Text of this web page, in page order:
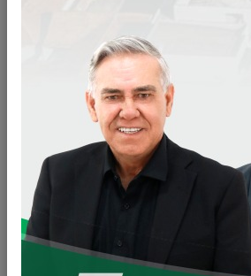
CONDOMINIO DO IDOSO.
Vistoriamos o início das obras do tão
do idoso, pelo Programa CASA FÁCIL-